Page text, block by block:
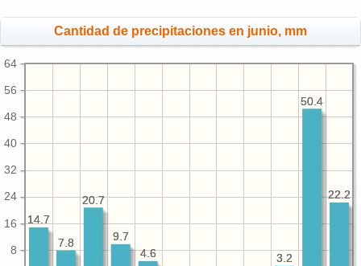
Cantidad de precipitaciones en junio, mm
8
16
24
32
40
48
56
64
22.2
50.4
3.2
4.6
9.7
20.7
7.8
14.7
22.2
50.4
3.2
4.6
9.7
20.7
7.8
14.7